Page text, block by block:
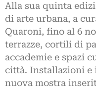
Alla sua quinta
di arte urbana, a
Quaroni, fino al 6
terrazze, cortili di
accademie e spazi
città. Installazioni
nuova mostra